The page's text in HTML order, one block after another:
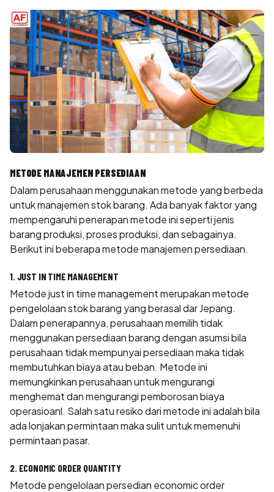
METODE MANAJEMEN PERSEDIAAN
Dalam perusahaan menggunakan metode yang berbeda
untuk manajemen stok barang. Ada banyak faktor yang
mempengaruhi penerapan metode ini seperti jenis
barang produksi, proses produksi, dan sebagainya.
Berikut ini beberapa metode manajemen persediaan.
1. JUST IN TIME MANAGEMENT
Metode just in time management merupakan metode
pengelolaan stok barang yang berasal dar Jepang.
Dalam penerapannya, perusahaan memilih tidak
menggunakan persediaan barang dengan asumsi bila
perusahaan tidak mempunyai persediaan maka tidak
membutuhkan biaya atau beban. Metode ini
memungkinkan perusahaan untuk mengurangi
menghemat dan mengurangi pemborosan biaya
operasioanl. Salah satu resiko dari metode ini adalah bila
ada lonjakan permintaan maka sulit untuk memenuhi
permintaan pasar.
2. ECONOMIC ORDER QUANTITY
Metode pengelolaan persedian economic order